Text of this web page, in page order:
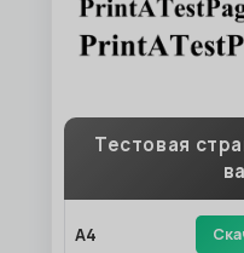
Тестовая
A4